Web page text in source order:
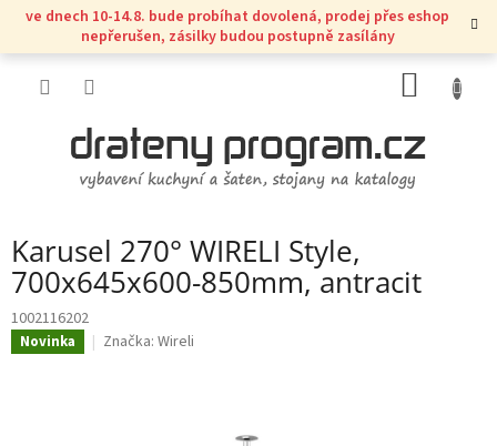
Přejít
obsah
ve dnech 10-14.8. bude probíhat dovolená, prodej přes eshop
nepřerušen, zásilky budou postupně zasílány
KOŠÍK
Karusel 270° WIRELI Style,
700x645x600-850mm, antracit
1002116202
Novinka Značka: Wireli